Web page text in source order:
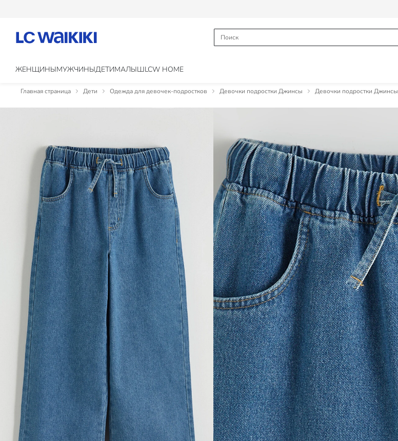
ЖЕНЩИНЫМУЖЧИНЫДЕТИМАЛЫШLCW HOME
Главная страница Дети Одежда для девочек-подростков Девочки подростки Джинсы Девочки подростки Джинсы